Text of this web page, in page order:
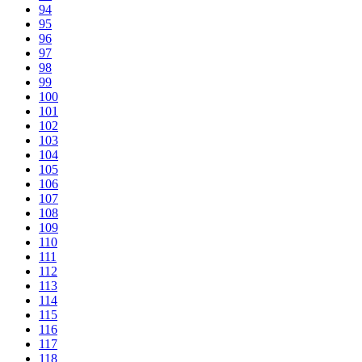
94
95
96
97
98
99
100
101
102
103
104
105
106
107
108
109
110
111
112
113
114
115
116
117
118